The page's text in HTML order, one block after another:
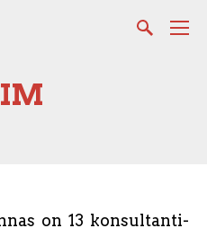
on 13 konsultanti-